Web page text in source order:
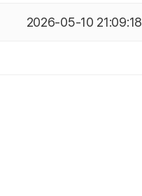
2026-05-10 21:09:18